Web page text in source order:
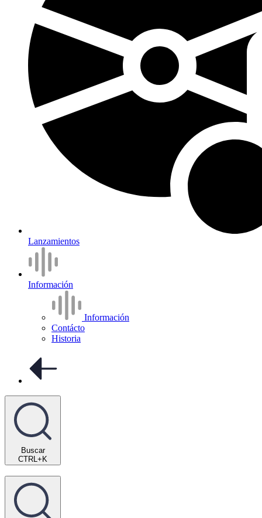
Lanzamientos
Información
Información
Contácto
Historia
Buscar
CTRL+K